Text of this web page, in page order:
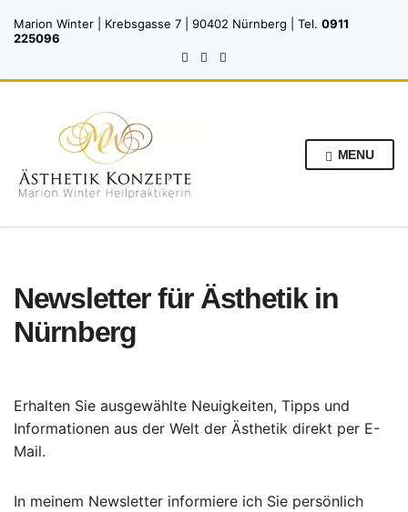
Marion Winter | Krebsgasse 7 | 90402 Nürnberg | Tel. 0911
225096
MENU
Newsletter für Ästhetik in
Nürnberg
Erhalten Sie ausgewählte Neuigkeiten, Tipps und
Informationen aus der Welt der Ästhetik direkt per E-
Mail.
In meinem Newsletter informiere ich Sie persönlich